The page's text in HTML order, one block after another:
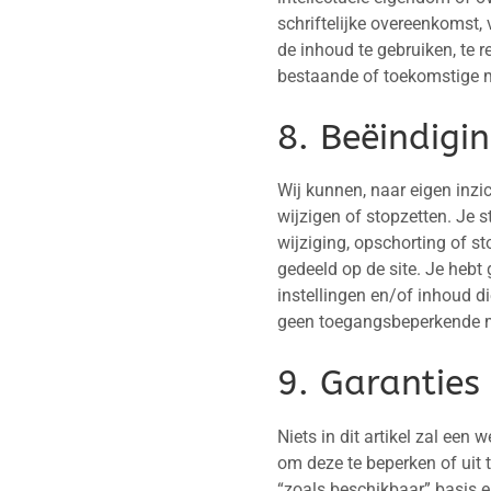
schriftelijke overeenkomst,
de inhoud te gebruiken, te
bestaande of toekomstige
8.
Wij kunnen, naar eigen
wijzigen of stopzetten. Je
wijziging, opschorting of
gedeeld op de site. Je
instellingen en/of inhoud
geen toegangsbeperkende
9.
Niets in dit artikel zal een
om deze te beperken of uit